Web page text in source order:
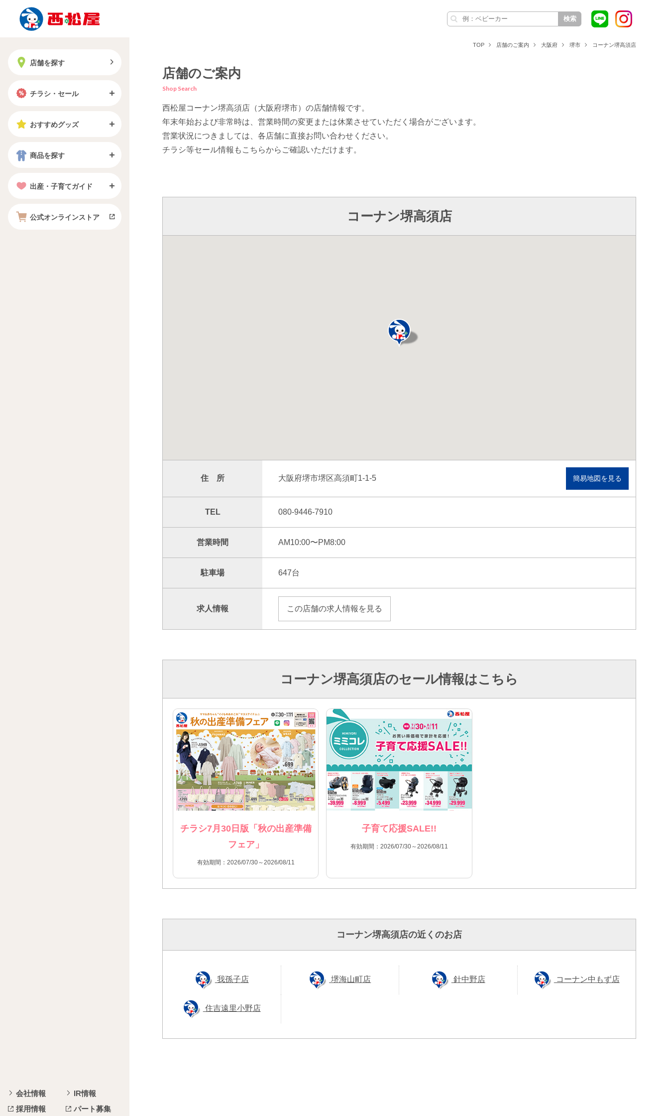
検索
店舗を探す
チラシ・セール
おすすめグッズ
商品を探す
出産・子育てガイド
公式オンラインストア
会社情報
IR情報
採用情報
パート募集
TOP 店舗のご案内 大阪府 堺市 コーナン堺高須店
店舗のご案内
Shop Search
西松屋コーナン堺高須店（大阪府堺市）の店舗情報です。
年末年始および非常時は、営業時間の変更または休業させていただく場合がございます。
営業状況につきましては、各店舗に直接お問い合わせください。
チラシ等セール情報もこちらからご確認いただけます。
コーナン堺高須店
住 所 大阪府堺市堺区高須町1-1-5 簡易地図を見る
TEL 080-9446-7910
営業時間 AM10:00〜PM8:00
駐車場 647台
求人情報 この店舗の求人情報を見る
コーナン堺高須店のセール情報はこちら
チラシ7月30日版「秋の出産準備
フェア」
有効期間：2026/07/30～2026/08/11
子育て応援SALE!!
有効期間：2026/07/30～2026/08/11
コーナン堺高須店の近くのお店
我孫子店 堺海山町店 針中野店 コーナン中もず店
住吉遠里小野店